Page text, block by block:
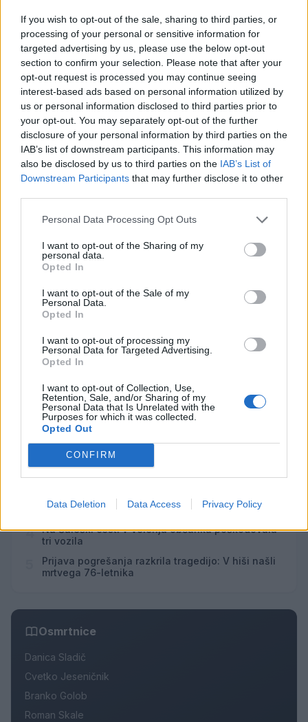
If you wish to opt-out of the sale, sharing to third parties, or
processing of your personal or sensitive information for
targeted advertising by us, please use the below opt-out
section to confirm your selection. Please note that after your
opt-out request is processed you may continue seeing
interest-based ads based on personal information utilized by
us or personal information disclosed to third parties prior to
your opt-out. You may separately opt-out of the further
disclosure of your personal information by third parties on the
IAB’s list of downstream participants. This information may
also be disclosed by us to third parties on the IAB’s List of
Downstream Participants that may further disclose it to other
Personal Data Processing Opt Outs
I want to opt-out of the Sharing of my
personal data.
Opted In
I want to opt-out of the Sale of my
Personal Data.
Opted In
I want to opt-out of processing my
Personal Data for Targeted Advertising.
Opted In
I want to opt-out of Collection, Use,
Retention, Sale, and/or Sharing of my
Personal Data that Is Unrelated with the
Purposes for which it was collected.
Opted Out
CONFIRM
Data Deletion Data Access Privacy Policy
Opozorilo:
Po 297. členu Kazenskega zakonika je
posameznik kazensko odgovoren za javno spodbujanje
sovraštva, nasilja ali nestrpnosti. Komentarji z žaljivimi,
rasističnimi, diskriminatornimi ali nezakonitimi vsebinami
bodo odstranjeni. Pravila komentiranja →
Failed to fetch
Prihajajoči dogodki
10 09:00
10
Aktivne poletne počitnice
AVG Bralni čajanki
AVG
10
ŠŠK RIBNO ‘26
Vsi dogodki →
Najbolj brano
Pretep v gostinskem lokalu v Velenju: 46-letnik
moškega udaril s steklenico in ga zabodel
2
(VIDEO) "Mislil sem, da je konec": Lastnik
velenjske picerije o padcu s padalom na
Dopustniška drama: Policija pričakala letalo s
Korošico po pristanku
4
Na Šaleški cesti v Velenju občanka poškodovala
tri vozila
Prijava pogrešanja razkrila tragedijo: V hiši našli
mrtvega 76-letnika
Osmrtnice
Danica Sladič
Cvetko Jeseničnik
Branko Golob
Roman Skale